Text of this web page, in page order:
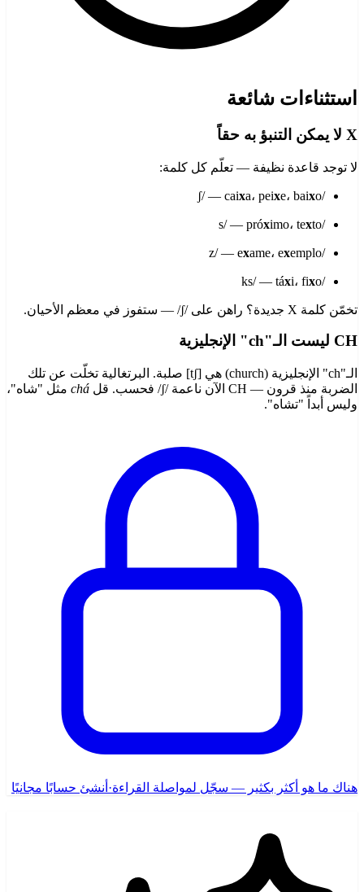
استثناءات شائعة
X لا يمكن التنبؤ به حقاً
لا توجد قاعدة نظيفة — تعلّم كل كلمة:
/ʃ/ — cai
xa، peixe، baixo
/s/ — pró
ximo، texto
/z/ — e
xame، exemplo
/ks/ — tá
xi، fixo
تخمّن كلمة X جديدة؟ راهن على /ʃ/ — ستفوز في معظم الأحيان.
CH ليست الـ"ch" الإنجليزية
الـ"ch" الإنجليزية (church) هي [tʃ] صلبة. البرتغالية تخلّت عن تلك
الضربة منذ قرون — CH الآن ناعمة /ʃ/ فحسب. قل
chá مثل "شاه"،
وليس أبداً "تشاه".
هناك ما هو أكثر بكثير — سجّل لمواصلة القراءة· أنشئ حسابًا مجانيًا